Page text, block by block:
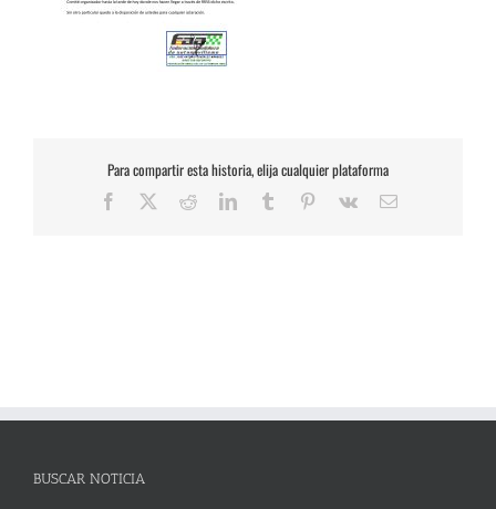
Para compartir esta historia, elija cualquier plataforma
Facebook RedditLinkedInTumblr Pinterest
Vk
Correo
BUSCAR NOTICIA